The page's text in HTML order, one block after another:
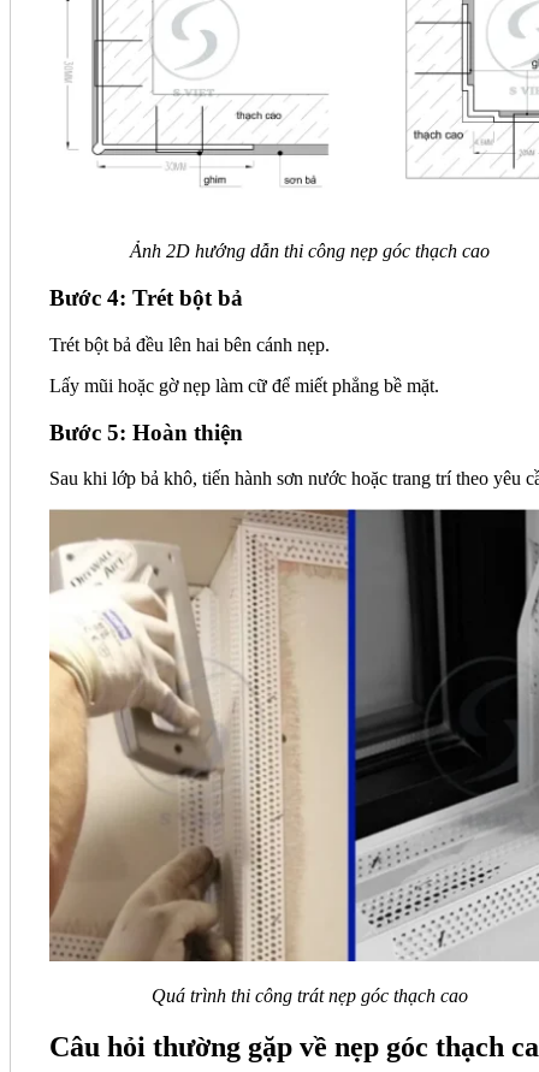
Ảnh 2D hướng dẫn thi công nẹp góc thạch cao
Bước 4: Trét bột bả
Trét bột bả đều lên hai bên cánh nẹp.
Lấy mũi hoặc gờ nẹp làm cữ để miết phẳng bề mặt.
Bước 5: Hoàn thiện
Sau khi lớp bả khô, tiến hành sơn nước hoặc trang trí theo yêu
Quá trình thi công trát nẹp góc thạch cao
Câu hỏi thường gặp về nẹp góc thạch